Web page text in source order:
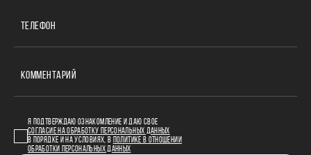
ТЕЛЕФОН
КОММЕНТАРИЙ
Я ПОДТВЕРЖДАЮ ОЗНАКОМЛЕНИЕ И ДАЮ СВОЕ
СОГЛАСИЕ НА ОБРАБОТКУ ПЕРСОНАЛЬНЫХ ДАННЫХ
В ПОРЯДКЕ И НА УСЛОВИЯХ, В
ПОЛИТИКЕ В ОТНОШЕНИИ
ОБРАБОТКИ ПЕРСОНАЛЬНЫХ ДАННЫХ